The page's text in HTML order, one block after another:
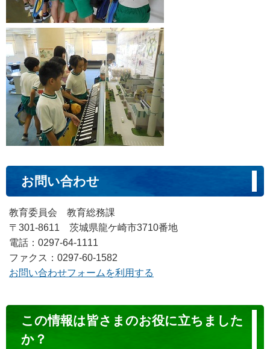
お問い合わせ
教育委員会 教育総務課
〒301-8611 茨城県龍ケ崎市3710番地
電話：0297-64-1111
ファクス：0297-60-1582
お問い合わせフォームを利用する
ン
この情報は皆さまのお役に立ちました
か？